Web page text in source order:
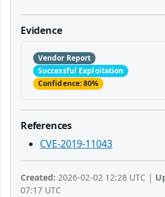
Evidence
Vendor Report
Successful Exploitation
Confidence: 80%
References
CVE-2019-11043
Created: 2026-02-02 12:28 UTC |
07:17 UTC